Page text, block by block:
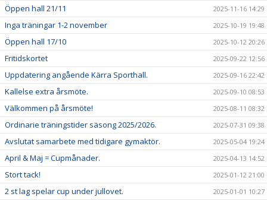
STYRELSE
KLUBBSHOP KÄRRA IBK
Öppen hall 21/11 2025-11-16 14:29
Inga träningar 1-2 november 2025-10-19 19:48
Öppen hall 17/10 2025-10-12 20:26
Fritidskortet 2025-09-22 12:56
Uppdatering angående Kärra Sporthall. 2025-09-16 22:42
Kallelse extra årsmöte. 2025-09-10 08:53
Välkommen på årsmöte! 2025-08-11 08:32
Ordinarie träningstider säsong 2025/2026. 2025-07-31 09:38
Avslutat samarbete med tidigare gymaktör. 2025-05-04 19:24
April & Maj = Cupmånader. 2025-04-13 14:52
Stort tack! 2025-01-12 21:00
2 st lag spelar cup under jullovet. 2025-01-01 10:27